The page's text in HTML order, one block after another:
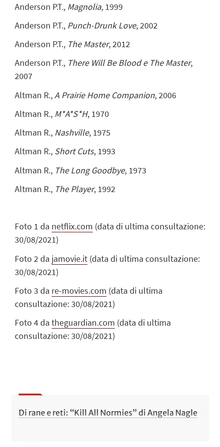
Anderson P.T., Magnolia, 1999
Anderson P.T., Punch-Drunk Love, 2002
Anderson P.T., The Master, 2012
Anderson P.T., There Will Be Blood e The Master,
2007
Altman R.,A Prairie Home Companion, 2006
Altman R., M*A*S*H, 1970
Altman R., Nashville, 1975
Altman R., Short Cuts, 1993
Altman R., The Long Goodbye, 1973
Altman R., The Player, 1992
Foto 1 da netflix.com (data di ultima consultazione:
30/08/2021)
Foto 2 da jamovie.it (data di ultima consultazione:
30/08/2021)
Foto 3 da re-movies.com (data di ultima
consultazione: 30/08/2021)
Foto 4 da theguardian.com (data di ultima
consultazione: 30/08/2021)
Di rane e reti: “Kill All Normies” di Angela Nagle